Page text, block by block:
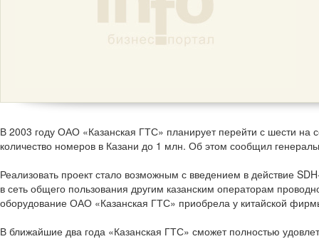
В 2003 году ОАО «Казанская ГТС» планирует перейти с шести
количество номеров в Казани до 1 млн. Об этом сообщил
Реализовать проект стало возможным с введением в действие
в сеть общего пользования другим казанским операторам
оборудование ОАО «Казанская ГТС» приобрела у китайской
В ближайшие два года «Казанская ГТС» сможет полностью